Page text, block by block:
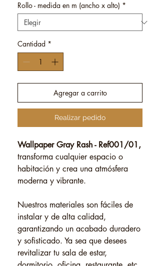
Rollo - medida en m (ancho x alto) *
Cantidad *
Agregar a carrito
Realizar pedido
Wallpaper Gray Rash - Ref001/01,
transforma cualquier espacio o
habitación y crea una atmósfera
moderna y vibrante.
Nuestros materiales son fáciles de
instalar y de alta calidad,
garantizando un acabado duradero
y sofisticado. Ya sea que desees
revitalizar tu sala de estar,